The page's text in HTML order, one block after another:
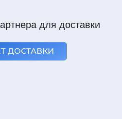
для доставки
ДОСТАВКИ